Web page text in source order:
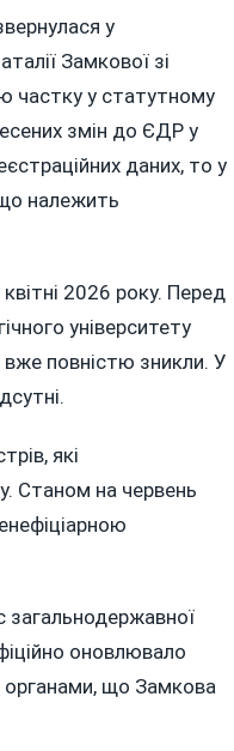
у
Замкової зі
частку у статутному
змін до ЄДР у
даних, то у
що належить
2026 року. Перед
університету
вже повністю зникли. У
які
Станом на червень
загальнодержавної
оновлювало
органами, що Замкова